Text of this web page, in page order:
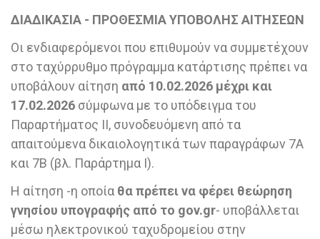
ΔΙΑΔΙΚΑΣΙΑ - ΠΡΟΘΕΣΜΙΑ ΥΠΟΒΟΛΗΣ ΑΙΤΗΣΕΩΝ
Oι ενδιαφερόμενοι που επιθυμούν να συμμετέχουν
στο ταχύρρυθμο πρόγραμμα κατάρτισης πρέπει να
υποβάλουν αίτηση από 10.02.2026 μέχρι και
17.02.2026 σύμφωνα με το υπόδειγμα του
Παραρτήματος ΙΙ, συνοδευόμενη από τα
απαιτούμενα δικαιολογητικά των παραγράφων 7Α
και 7Β (βλ. Παράρτημα Ι).
Η αίτηση -η οποία θα πρέπει να φέρει θεώρηση
γνησίου υπογραφής από το gov.gr- υποβάλλεται
μέσω ηλεκτρονικού ταχυδρομείου στην